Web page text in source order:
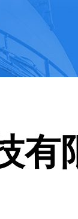
有